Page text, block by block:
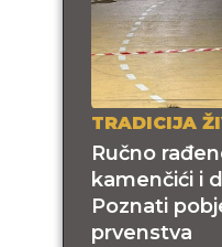
TRADICIJA
Ručno
kamenčići i
Poznati
prvenstva